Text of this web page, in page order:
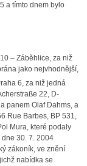
a tímto dnem bylo
– Záběhlice, za niž
jako nejvhodnější,
6, za niž jedná
22, D-
panem Olaf Dahms, a
Rue Barbes, BP 531,
Mura, které podaly
30. 7. 2004
zákoník, ve znění
nabídka se